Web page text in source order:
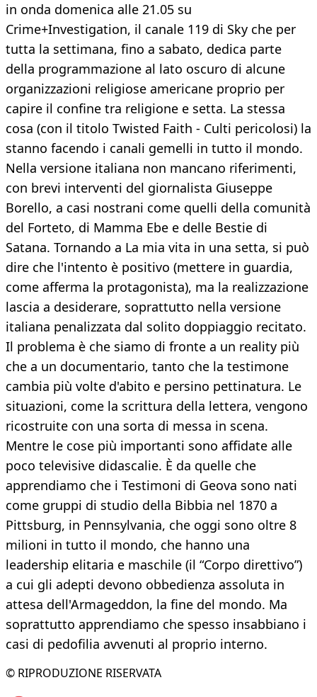
in onda domenica alle 21.05 su
Crime+Investigation, il canale 119 di Sky che per
tutta la settimana, fino a sabato, dedica parte
della programmazione al lato oscuro di alcune
organizzazioni religiose americane proprio per
capire il confine tra religione e setta. La stessa
cosa (con il titolo Twisted Faith - Culti pericolosi) la
stanno facendo i canali gemelli in tutto il mondo.
Nella versione italiana non mancano riferimenti,
con brevi interventi del giornalista Giuseppe
Borello, a casi nostrani come quelli della comunità
del Forteto, di Mamma Ebe e delle Bestie di
Satana. Tornando a La mia vita in una setta, si può
dire che l'intento è positivo (mettere in guardia,
come afferma la protagonista), ma la realizzazione
lascia a desiderare, soprattutto nella versione
italiana penalizzata dal solito doppiaggio recitato.
Il problema è che siamo di fronte a un reality più
che a un documentario, tanto che la testimone
cambia più volte d'abito e persino pettinatura. Le
situazioni, come la scrittura della lettera, vengono
ricostruite con una sorta di messa in scena.
Mentre le cose più importanti sono affidate alle
poco televisive didascalie. È da quelle che
apprendiamo che i Testimoni di Geova sono nati
come gruppi di studio della Bibbia nel 1870 a
Pittsburg, in Pennsylvania, che oggi sono oltre 8
milioni in tutto il mondo, che hanno una
leadership elitaria e maschile (il “Corpo direttivo”)
a cui gli adepti devono obbedienza assoluta in
attesa dell'Armageddon, la fine del mondo. Ma
soprattutto apprendiamo che spesso insabbiano i
casi di pedofilia avvenuti al proprio interno.
© RIPRODUZIONE RISERVATA